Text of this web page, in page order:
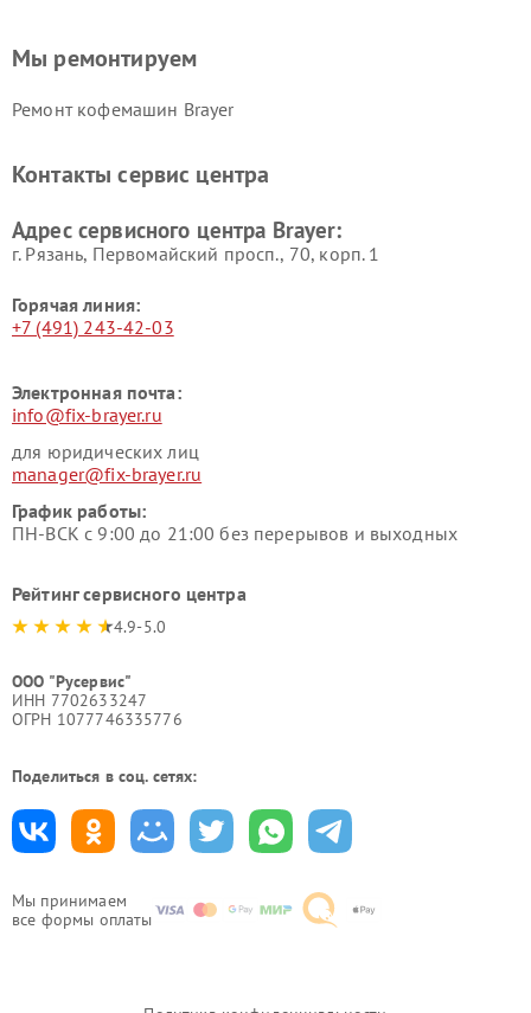
Мы принимаем
все формы оплаты
Мы ремонтируем
Ремонт кофемашин Brayer
Контакты сервис центра
Адрес сервисного центра Brayer:
г. Рязань, Первомайский просп., 70, корп. 1
Горячая линия:
+7 (491) 243-42-03
Электронная почта:
info@fix-brayer.ru
для юридических лиц
manager@fix-brayer.ru
График работы:
ПН-ВСК с 9:00 до 21:00 без перерывов и выходных
Рейтинг сервисного центра
4.9-5.0
ООО "Русервис"
ИНН 7702633247
ОГРН 1077746335776
Поделиться в соц. сетях: